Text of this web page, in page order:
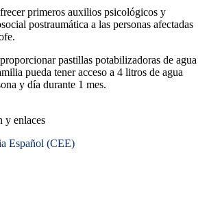
primeros auxilios psicológicos y
postraumática a las personas afectadas
pastillas potabilizadoras de agua
pueda tener acceso a 4 litros de agua
y día durante 1 mes.
y enlaces
Español (CEE)